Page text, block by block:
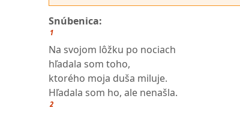
Snúbenica:
1
Na svojom lôžku po nociach
hľadala som toho,
ktorého moja duša miluje.
Hľadala som ho, ale nenašla.
2